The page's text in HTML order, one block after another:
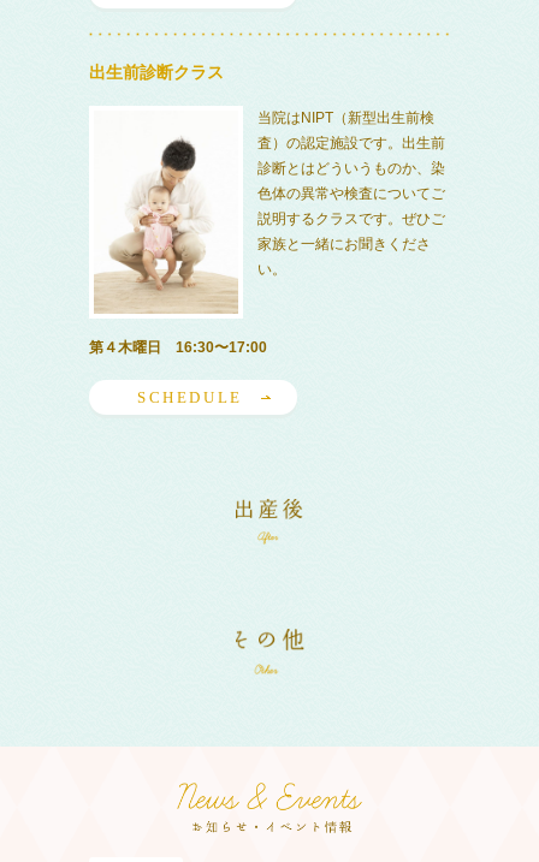
出生前診断クラス
当院はNIPT（新型出生前検
査）の認定施設です。出生前
診断とはどういうものか、染
色体の異常や検査についてご
説明するクラスです。ぜひご
家族と一緒にお聞きくださ
い。
第４木曜日 16:30〜17:00
SCHEDULE